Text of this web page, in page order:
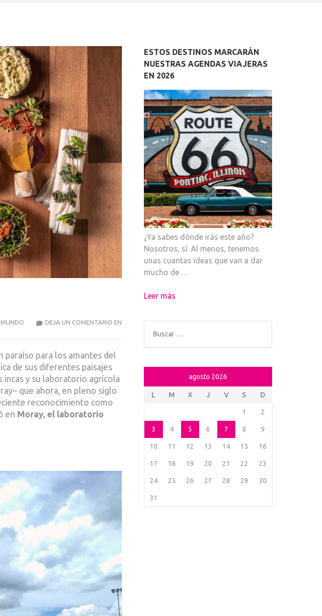
DEJA UN COMENTARIO ENMORAY,
MUNDO
paraíso para los amantes del
de sus diferentes paisajes
incas y su laboratorio agrícola
que ahora, en pleno siglo
reconocimiento como
en Moray, el laboratorio
ESTOS DESTINOS MARCARÁN
NUESTRAS AGENDAS VIAJERAS
EN 2026
¿Ya sabes dónde irás este año?
Nosotros, sí. Al menos, tenemos
unas cuantas ideas que van a dar
mucho de …
Leer más
Buscar:
agosto 2026
L M X J V S D
1 2
3 4 5 6 7 8 9
10 11 12 13 14 15 16
17 18 19 20 21 22 23
24 25 26 27 28 29 30
31